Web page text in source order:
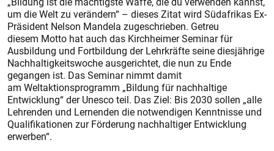
um die Welt zu verändern“ – dieses Zitat wird Südafrikas Ex-
Präsident Nelson Mandela zugeschrieben. Getreu
diesem Motto hat auch das Kirchheimer Seminar für
Ausbildung und Fortbildung der Lehrkräfteseine diesjährige
Nachhaltigkeitswoche ausgerichtet, die nun zu Ende
gegangen ist. Das Seminar nimmt damit
am Weltaktionsprogramm „Bildung für nachhaltige
Entwicklung“ der Unesco teil. Das Ziel: Bis 2030 sollen „alle
Lehrenden und Lernenden die notwendigen Kenntnisse und
Qualifikationen zur Förderung nachhaltiger Entwicklung
erwerben“.